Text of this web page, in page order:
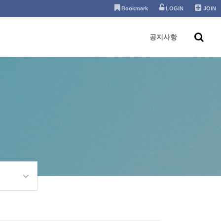
Bookmark LOGIN JOIN
공지사항